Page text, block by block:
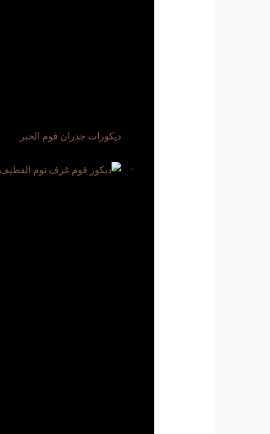
ديكورات جدران فوم الخبر